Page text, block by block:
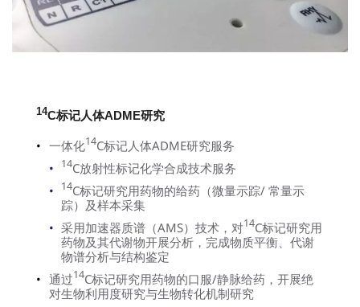
14C标记人体ADME研究
一体化14C标记人体ADME研究服务
14C放射性标记化学合成技术服务
14C标记研究用药物的给药（微量示踪/ 常量示
踪）及样本采集
采用加速器质谱（AMS）技术，对14C标记研究用
药物及其代谢物开展分析，完成物质平衡、代谢
物谱分析与结构鉴定
通过14C标记研究用药物的口服/静脉给药，开展绝
对生物利用度研究与生物转化机制研究